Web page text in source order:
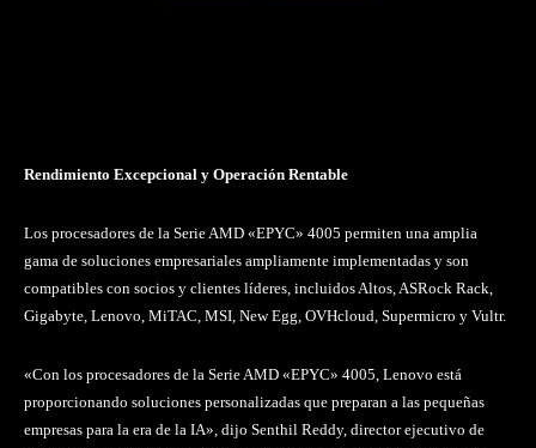
Rendimiento Excepcional y Operación Rentable
Los procesadores de la Serie AMD «EPYC» 4005 permiten una amplia
gama de soluciones empresariales ampliamente implementadas y son
compatibles con socios y clientes líderes, incluidos Altos, ASRock Rack,
Gigabyte, Lenovo, MiTAC, MSI, New Egg, OVHcloud, Supermicro y Vultr.
«Con los procesadores de la Serie AMD «EPYC» 4005, Lenovo está
proporcionando soluciones personalizadas que preparan a las pequeñas
empresas para la era de la IA», dijo Senthil Reddy, director ejecutivo de